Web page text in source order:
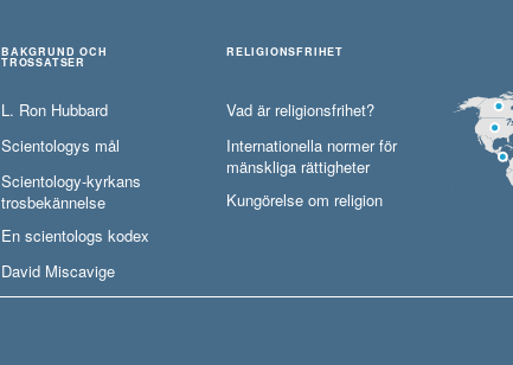
BAKGRUND OCH
TROSSATSER
L. Ron Hubbard
Scientologys mål
Scientology-kyrkans
trosbekännelse
En scientologs kodex
David Miscavige
RELIGIONSFRIHET
Vad är religionsfrihet?
Internationella normer för
mänskliga rättigheter
Kungörelse om religion